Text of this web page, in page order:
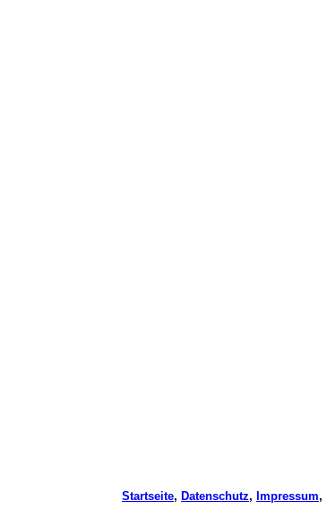
Startseite, Datenschutz, Impressum,